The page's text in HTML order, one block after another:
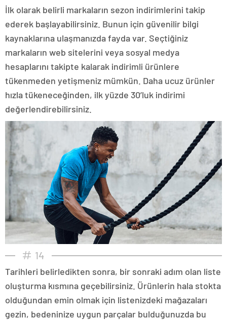
İlk olarak belirli markaların sezon indirimlerini takip
ederek başlayabilirsiniz. Bunun için güvenilir bilgi
kaynaklarına ulaşmanızda fayda var. Seçtiğiniz
markaların web sitelerini veya sosyal medya
hesaplarını takipte kalarak indirimli ürünlere
tükenmeden yetişmeniz mümkün. Daha ucuz ürünler
hızla tükeneceğinden, ilk yüzde 30’luk indirimi
değerlendirebilirsiniz.
14
Tarihleri belirledikten sonra, bir sonraki adım olan liste
oluşturma kısmına geçebilirsiniz. Ürünlerin hala stokta
olduğundan emin olmak için listenizdeki mağazaları
gezin, bedeninize uygun parçalar bulduğunuzda bu